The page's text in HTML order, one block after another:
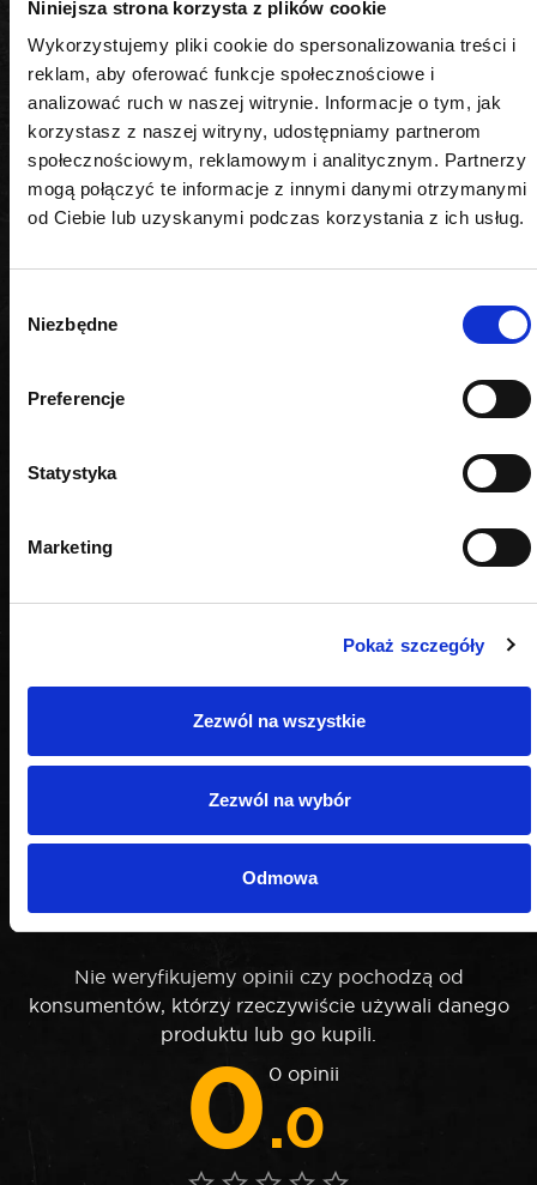
Niniejsza strona korzysta z plików cookie
Wykorzystujemy pliki cookie do spersonalizowania treści i
reklam, aby oferować funkcje społecznościowe i
analizować ruch w naszej witrynie. Informacje o tym, jak
korzystasz z naszej witryny, udostępniamy partnerom
społecznościowym, reklamowym i analitycznym. Partnerzy
mogą połączyć te informacje z innymi danymi otrzymanymi
od Ciebie lub uzyskanymi podczas korzystania z ich usług.
zgody
Niezbędne
Preferencje
Statystyka
Marketing
Pokaż szczegóły
Zezwól na wszystkie
Zezwól na wybór
Odmowa
technicznego dla najbardziej wymagających
użytkowników. Zaufaj doświadczeniu i wybierz
zestaw, który sprosta każdemu wyzwaniu.
PODOBNE PRODUKTY
OPINIE
Nie weryfikujemy opinii czy pochodzą od
konsumentów, którzy rzeczywiście używali danego
produktu lub go kupili.
0.0
0 opinii